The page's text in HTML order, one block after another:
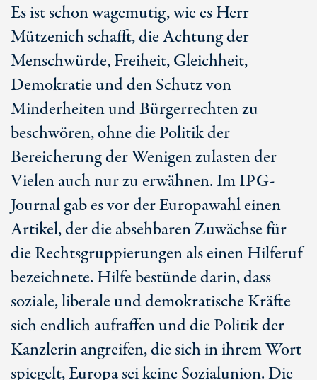
Es ist schon wagemutig, wie es Herr
Mützenich schafft, die Achtung der
Menschwürde, Freiheit, Gleichheit,
Demokratie und den Schutz von
Minderheiten und Bürgerrechten zu
beschwören, ohne die Politik der
Bereicherung der Wenigen zulasten der
Vielen auch nur zu erwähnen. Im IPG-
Journal gab es vor der Europawahl einen
Artikel, der die absehbaren Zuwächse für
die Rechtsgruppierungen als einen Hilferuf
bezeichnete. Hilfe bestünde darin, dass
soziale, liberale und demokratische Kräfte
sich endlich aufraffen und die Politik der
Kanzlerin angreifen, die sich in ihrem Wort
spiegelt, Europa sei keine Sozialunion. Die